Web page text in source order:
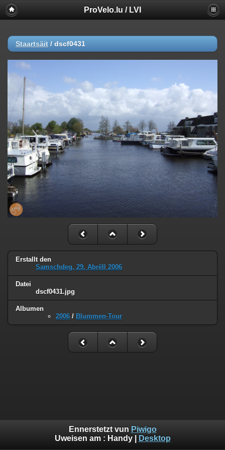
ProVelo.lu / LVI
Staartsäit / dscf0431
Erstallt den
Samschdeg, 29. Abrëll 2006
Datei
dscf0431.jpg
Albumen
2006 / Blummen-Tour
Ennerstetzt vun Piwigo
Uweisen am : Handy| Desktop